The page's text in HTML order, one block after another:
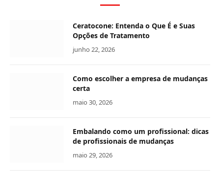
Ceratocone: Entenda o Que É e Suas
Opções de Tratamento
junho 22, 2026
Como escolher a empresa de mudanças
certa
maio 30, 2026
Embalando como um profissional: dicas
de profissionais de mudanças
maio 29, 2026